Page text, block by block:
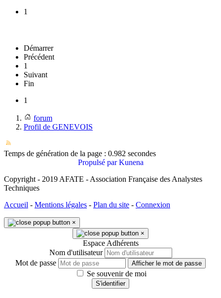
1
Démarrer
Précédent
1
Suivant
Fin
1
forum
Profil de GENEVOIS
Temps de génération de la page : 0.982 secondes
Propulsé parKunena
Copyright - 2019 AFATE - Association Française des Analystes
Techniques
Accueil - Mentions légales - Plan du site - Connexion
×
×
Espace Adhérents
Nom d'utilisateur
Mot de passe
Afficher le mot de passe
Se souvenir de moi
S'identifier